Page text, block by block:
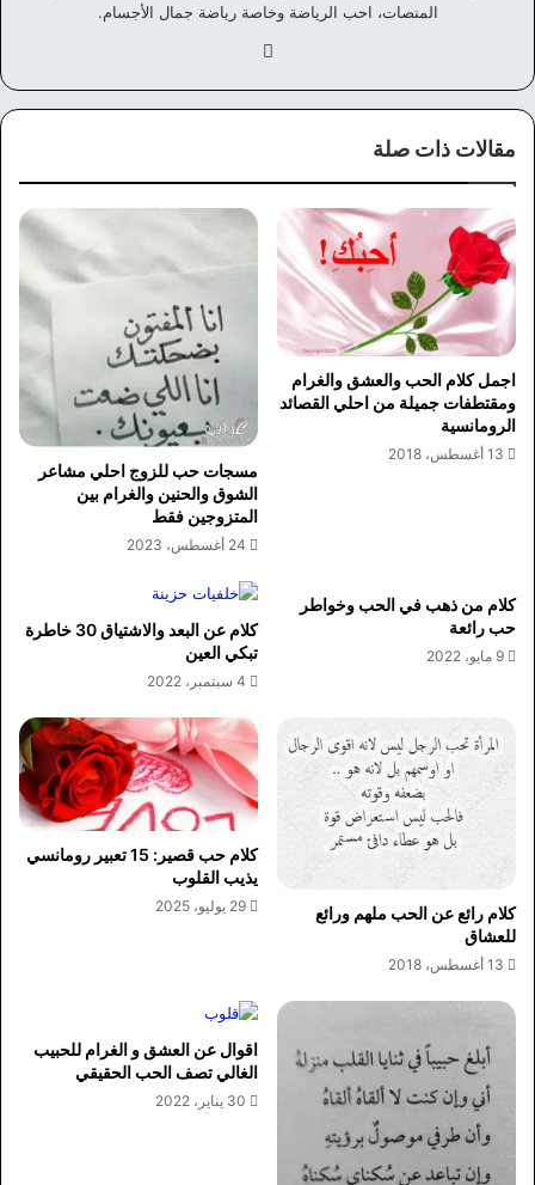
المنصات، احب الرياضة وخاصة رياضة جمال الأجسام.
وك
مقالات ذات صلة
اجمل كلام الحب والعشق والغرام
ومقتطفات جميلة من احلي القصائد
الرومانسية
13 أغسطس، 2018
مسجات حب للزوج احلي مشاعر
الشوق والحنين والغرام بين
المتزوجين فقط
24 أغسطس، 2023
كلام من ذهب في الحب وخواطر
حب رائعة
9 مايو، 2022
كلام عن البعد والاشتياق 30 خاطرة
تبكي العين
4 سبتمبر، 2022
كلام رائع عن الحب ملهم ورائع
للعشاق
13 أغسطس، 2018
كلام حب قصير: 15 تعبير رومانسي
يذيب القلوب
29 يوليو، 2025
اقوال عن العشق و الغرام للحبيب
الغالي تصف الحب الحقيقي
30 يناير، 2022